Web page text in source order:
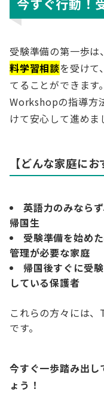
受験準備の第一歩
料学習相談を受けて
てることができます
Workshopの指導方
けて安心して進めま
【どんな家庭にお
英語力のみなら
帰国生
受験準備を始め
管理が必要な家庭
帰国後すぐに受
している保護者
これらの方々には
です。
今すぐ一歩踏み出し
ょう！